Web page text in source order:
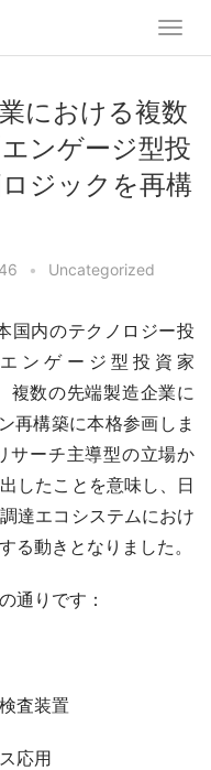
における複数
ンゲージ型投
ジックを再構
• Uncategorized
国内のテクノロジー投
ンゲージ型投資家
複数の先端製造企業に
再構築に本格参画しま
サーチ主導型の立場か
したことを意味し、日
達エコシステムにおけ
る動きとなりました。
通りです：
査装置
応用